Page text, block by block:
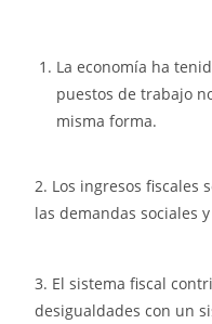
La economía ha
puestos de trabajo
misma forma.
2. Los ingresos fiscales
las demandas sociales
3. El sistema fiscal
desigualdades con un